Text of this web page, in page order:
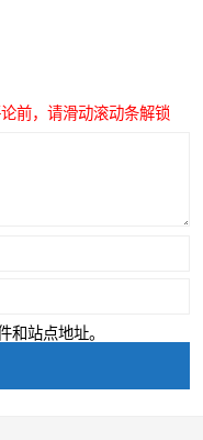
前，请滑动滚动条解锁
和站点地址。